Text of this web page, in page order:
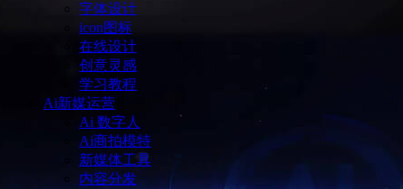
字体设计
icon图标
在线设计
创意灵感
学习教程
Ai新媒运营
Ai 数字人
Ai商拍模特
新媒体工具
内容分发